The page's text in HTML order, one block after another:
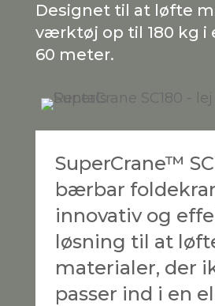
Designet til at løfte
værktøj op til 180 kg i
60 meter.
SuperCrane™
bærbar
innovativ og
løsning til at
materialer, der
passer ind i en